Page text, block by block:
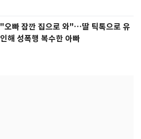
"오빠 잠깐 집으로 와"…딸 틱톡으로 유
인해 성폭행 복수한 아빠